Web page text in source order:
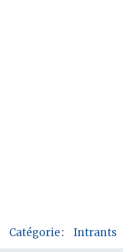
Catégorie: Intrants